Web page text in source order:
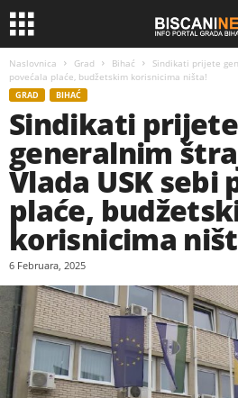
Naslovnica Grad Bihać
Sindikati prijete
povećala plaće, budžetskim korisnicima ništa!
GRAD BIHAĆ
Sindikati prijete
generalnim
Vlada USK sebi
plaće,
korisnicima
6 Februara, 2025